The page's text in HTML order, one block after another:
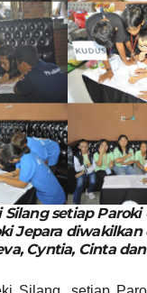
Silang setiap Paroki
Jepara diwakilkan
Cyntia, Cinta